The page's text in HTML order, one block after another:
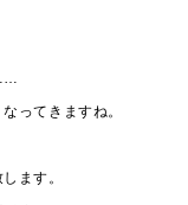
ってきますね。
ます。